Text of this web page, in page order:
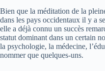
Bien que la méditation de la
dans les pays occidentaux il y a
elle a déjà connu un succès
statut dominant dans un certain
la psychologie, la médecine,
nommer que quelques-uns.